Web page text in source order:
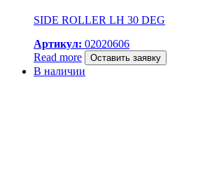
SIDE ROLLER LH 30 DEG
Артикул: 02020606
Read more
Оставить заявку
В наличии